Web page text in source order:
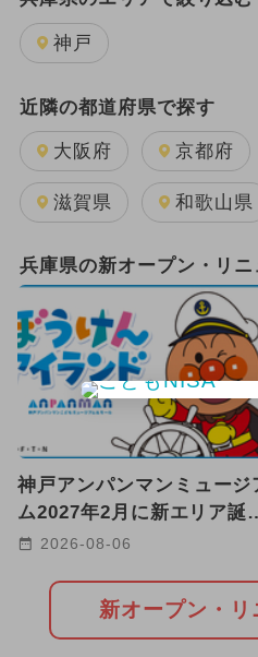
2024年のイベント
GW(ゴールデンウィー
2025年11月のイベント
2024年5月のイベント
2024年7月のイベント
2025年9月のイベント
雨の日OK 2026
2024年11月のイベント
2025年8月のイベント
2026年8月のイベント
2025年10月のイベント
神戸
近隣の都道府県で探す
大阪府 京都府
滋賀県 和歌山県
兵庫県の新オープン・リ
神戸アンパンマンミュージ
ム2027年2月に新エリア誕
へ 海と冒険がテーマ！
2026-08-06
新オープン・